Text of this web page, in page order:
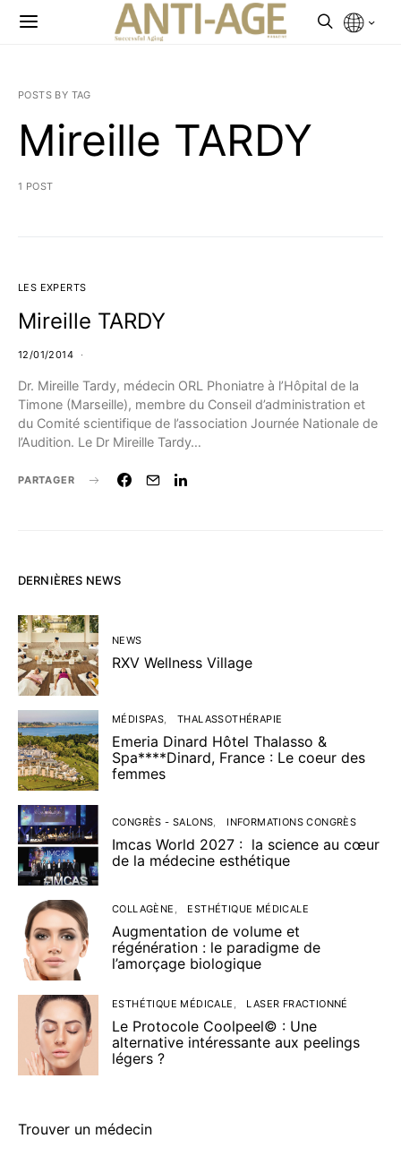
POSTS BY TAG
Mireille TARDY
1 POST
LES EXPERTS
Mireille TARDY
12/01/2014
Dr. Mireille Tardy, médecin ORL Phoniatre à l’Hôpital de la
Timone (Marseille), membre du Conseil d’administration et
du Comité scientifique de l’association Journée Nationale de
l’Audition. Le Dr Mireille Tardy…
PARTAGER
DERNIÈRES NEWS
NEWS
RXV Wellness Village
MÉDISPAS THALASSOTHÉRAPIE
Emeria Dinard Hôtel Thalasso &
Spa****Dinard, France : Le coeur des
femmes
CONGRÈS - SALONS INFORMATIONS CONGRÈS
Imcas World 2027 : la science au cœur
de la médecine esthétique
COLLAGÈNE ESTHÉTIQUE MÉDICALE
Augmentation de volume et
régénération : le paradigme de
l’amorçage biologique
ESTHÉTIQUE MÉDICALE LASER FRACTIONNÉ
Le Protocole Coolpeel© : Une
alternative intéressante aux peelings
légers ?
Trouver un médecin